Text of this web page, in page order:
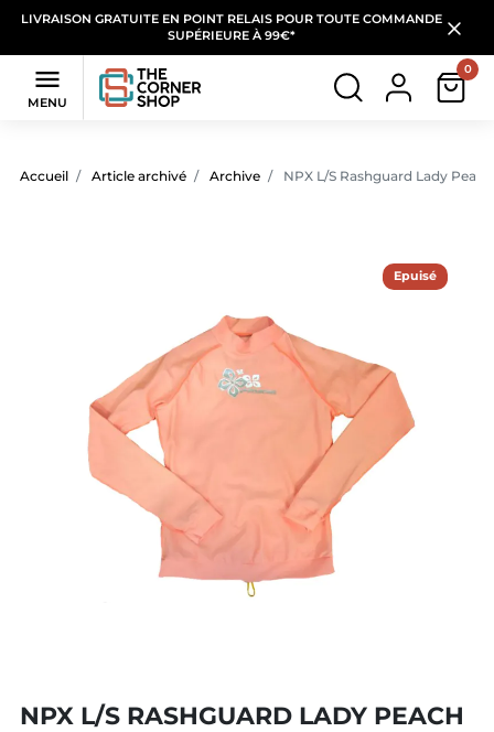
LIVRAISON GRATUITE EN POINT RELAIS POUR TOUTE COMMANDE
SUPÉRIEURE À 99€*

MENU
0
Accueil Article archivé Archive NPX L/S Rashguard Lady Peach
Epuisé
NPX L/S RASHGUARD LADY PEACH